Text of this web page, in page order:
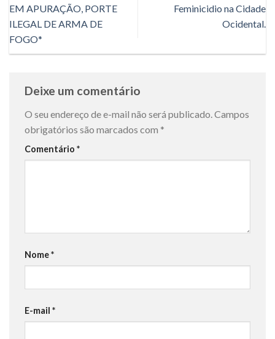
EM APURAÇÃO, PORTE
ILEGAL DE ARMA DE
FOGO*
Feminicidio na Cidade
Ocidental.
Deixe um comentário
O seu endereço de e-mail não será publicado.Campos
obrigatórios são marcados com *
Comentário *
Nome*
E-mail *